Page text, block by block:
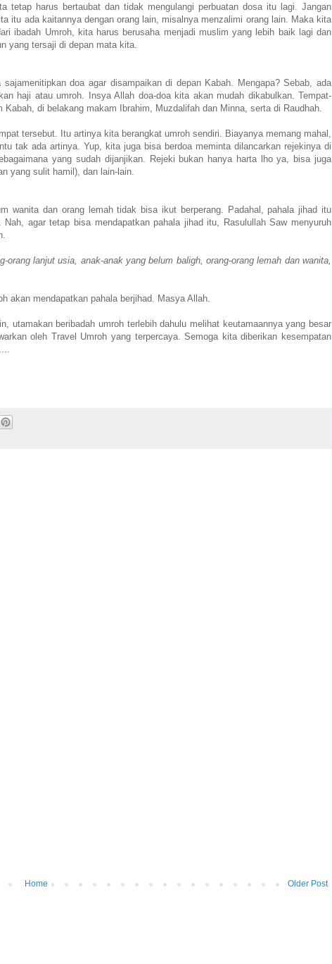
tetap harus bertaubat dan tidak mengulangi perbuatan dosa itu lagi. Jangan
itu ada kaitannya dengan orang lain, misalnya menzalimi orang lain. Maka kita
ibadah Umroh, kita harus berusaha menjadi muslim yang lebih baik lagi dan
yang tersaji di depan mata kita.
doa agar disampaikan di depan Kabah. Mengapa? Sebab, ada
haji atau umroh. Insya Allah doa-doa kita akan mudah dikabulkan. Tempat-
di belakang makam Ibrahim, Muzdalifah dan Minna, serta di Raudhah.
tersebut. Itu artinya kita berangkat umroh sendiri. Biayanya memang mahal,
tak ada artinya. Yup, kita juga bisa berdoa meminta dilancarkan rejekinya di
yang sudah dijanjikan. Rejeki bukan hanya harta lho ya, bisa juga
yang sulit hamil), dan lain-lain.
wanita dan orang lemah tidak bisa ikut berperang. Padahal, pahala jihad itu
agar tetap bisa mendapatkan pahala jihad itu, Rasulullah Saw menyuruh
lanjut usia, anak-anak yang belum baligh, orang-orang lemah dan wanita,
akan mendapatkan pahala berjihad. Masya Allah.
utamakan beribadah umroh terlebih dahulu melihat keutamaannya yang besar
oleh Travel Umroh yang terpercaya. Semoga kita diberikan kesempatan
Older Post
Home